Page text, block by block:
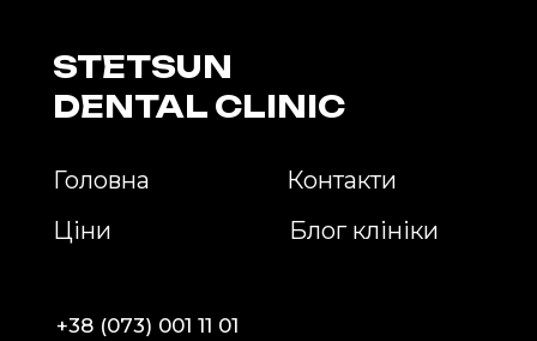
Головна
Ціни
Контакти
+38 (073) 001 11 01
STETSUN
DENTAL CLINIC
Блог клініки